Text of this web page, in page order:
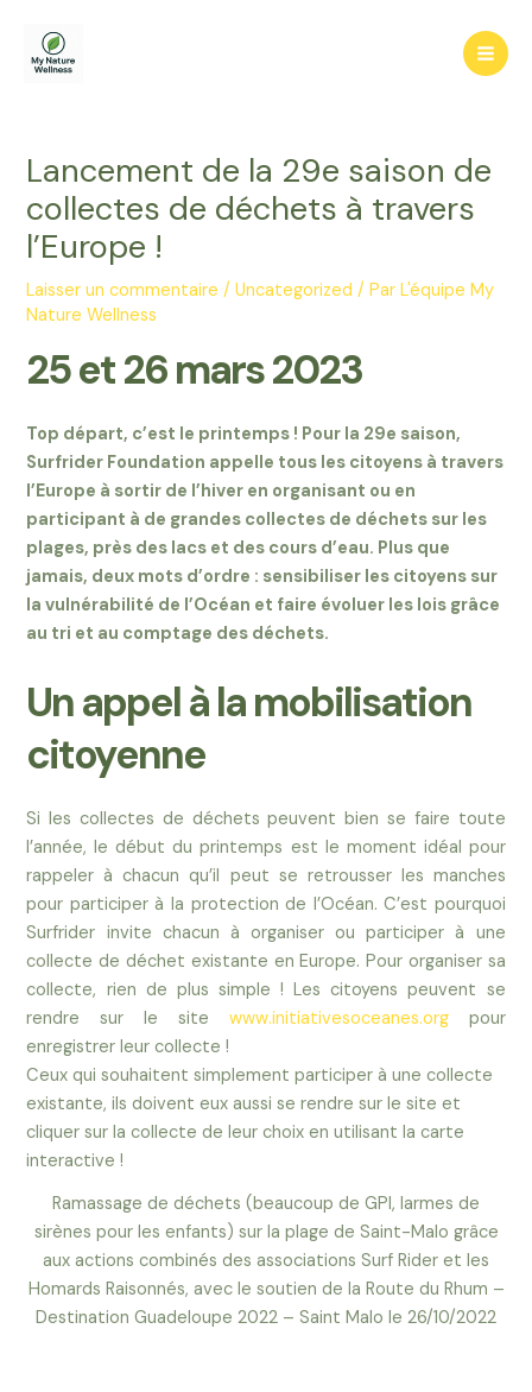
contenu
Lancement de la 29e saison de
collectes de déchets à travers
l’Europe !
Laisser un commentaire /Uncategorized / ParL'équipe My
Nature Wellness
25 et 26 mars 2023
Top départ, c’est le printemps ! Pour la 29e saison,
Surfrider Foundation appelle tous les citoyens à travers
l’Europe à sortir de l’hiver en organisant ou en
participant à de grandes collectes de déchets sur les
plages, près des lacs et des cours d’eau. Plus que
jamais, deux mots d’ordre : sensibiliser les citoyens sur
la vulnérabilité de l’Océan et faire évoluer les lois grâce
au tri et au comptage des déchets.
Un appel à la mobilisation
citoyenne
Si les collectes de déchets peuvent bien se faire toute
l’année, le début du printemps est le moment idéal pour
rappeler à chacun qu’il peut se retrousser les manches
pour participer à la protection de l’Océan. C’est pourquoi
Surfrider invite chacun à organiser ou participer à une
collecte de déchet existante en Europe.Pour organiser sa
collecte, rien de plus simple ! Les citoyens peuvent se
rendre sur le site www.initiativesoceanes.orgpour
enregistrer leur collecte !
Ceux qui souhaitent simplement participer à une collecte
existante, ils doivent eux aussi se rendre sur le site et
cliquer sur la collecte de leur choix en utilisant la carte
interactive !
Ramassage de déchets (beaucoup de GPI, larmes de
sirènes pour les enfants) sur la plage de Saint-Malo grâce
aux actions combinés des associations Surf Rider et les
Homards Raisonnés, avec le soutien de la Route du Rhum –
Destination Guadeloupe 2022 – Saint Malo le 26/10/2022